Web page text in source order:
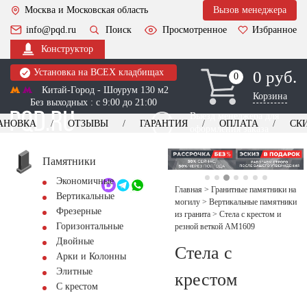
Москва и Московская область
Вызов менеджера
info@pqd.ru
Поиск Просмотренное
Избранное
Конструктор
Установка на ВСЕХ кладбищах
Китай-Город - Шоурум 130 м2
Без выходных : с 9:00 до 21:00
0
0 0 руб.
Корзина
Выезд менеджера для
оформления заказа
+7 (495) 518-44-23
Обратный звонок
ОТЗЫВЫ ГАРАНТИЯ ОПЛАТА
Памятники
Экономичные
Вертикальные
Фрезерные
Горизонтальные
Двойные
Арки и Колонны
Элитные
С крестом
Главная > Гранитные памятники на
могилу > Вертикальные памятники
из гранита > Стела с крестом и
резной веткой AM1609
Стела с
крестом